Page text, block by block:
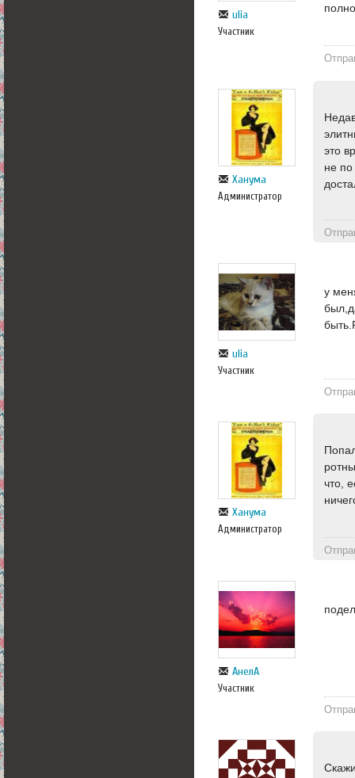
ulia
Участник
Ханума
Администратор
это
не
ulia
Участник
у
Ханума
Администратор
что,
АнелА
Участник